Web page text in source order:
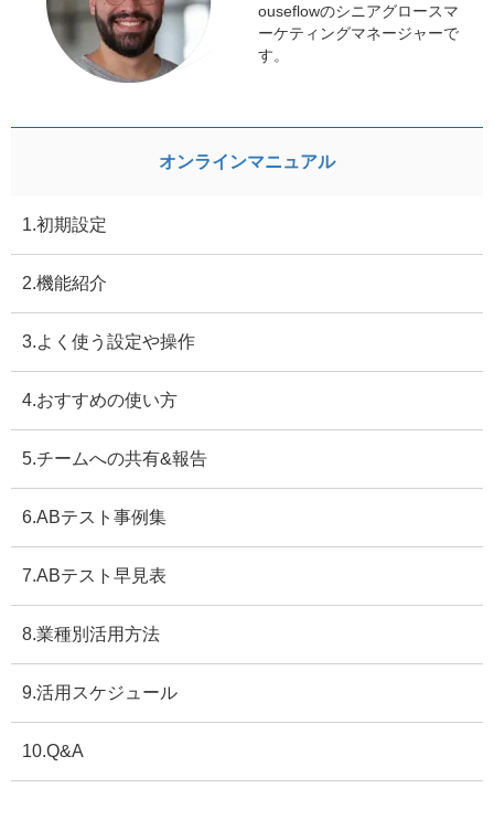
ouseflowのシニアグロースマ
ーケティングマネージャーで
す。
オンラインマニュアル
1.初期設定
2.機能紹介
3.よく使う設定や操作
4.おすすめの使い方
5.チームへの共有&報告
6.ABテスト事例集
7.ABテスト早見表
8.業種別活用方法
9.活用スケジュール
10.Q&A